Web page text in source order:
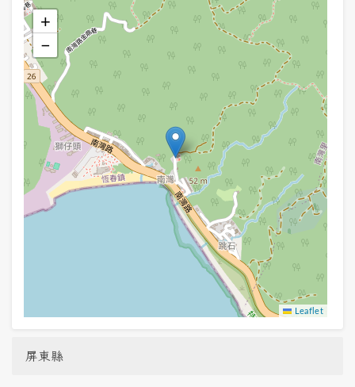
+
−
Leaflet
屏東縣